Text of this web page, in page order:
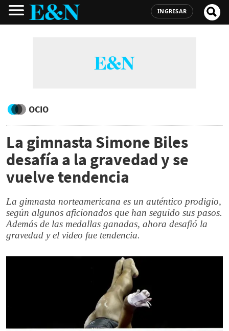
INGRESAR
OCIO
La gimnasta Simone Biles
desafía a la gravedad y se
vuelve tendencia
La gimnasta norteamericana es un auténtico prodigio,
según algunos aficionados que han seguido sus pasos.
Además de las medallas ganadas, ahora desafió la
gravedad y el video fue tendencia.